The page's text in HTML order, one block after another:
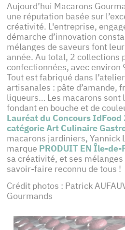
Aujourd’hui Macarons
une réputation basée sur
créativité. L'entreprise,
démarche d’innovation
mélanges de saveurs font
année. Au total, 2 collections
confectionnées, avec environ
Tout est fabriqué dans
artisanales : pâte d’amande,
liqueurs… Les macarons sont
fondant en bouche et de
Lauréat du Concours IdFood
catégorie Art Culinaire
macarons jardiniers, Yannick
marque PRODUIT EN Île-de-
sa créativité, et ses
savoir-faire reconnu de tous !
Crédit photos : Patrick
Gourmands